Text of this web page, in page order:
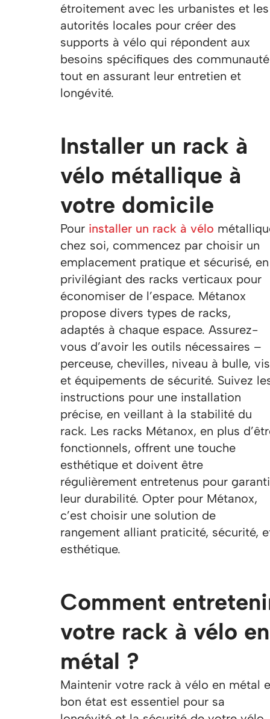
étroitement avec les urbanistes et les
autorités locales pour créer des
supports à vélo qui répondent aux
besoins spécifiques des
tout en assurant leur entretien et
longévité.
Installer un rack à
vélo métallique à
votre domicile
Pour installer un rack à vélo
chez soi, commencez par choisir un
emplacement pratique et sécurisé, en
privilégiant des racks verticaux pour
économiser de l’espace. Métanox
propose divers types de racks,
adaptés à chaque espace. Assurez-
vous d’avoir les outils nécessaires –
perceuse, chevilles, niveau à bulle,
et équipements de sécurité. Suivez
instructions pour une installation
précise, en veillant à la stabilité du
rack. Les racks Métanox, en plus
fonctionnels, offrent une touche
esthétique et doivent être
régulièrement entretenus pour
leur durabilité. Opter pour Métanox,
c’est choisir une solution de
rangement alliant praticité, sécurité,
esthétique.
Comment
votre rack à vélo en
métal ?
Maintenir votre rack à vélo en métal
bon état est essentiel pour sa